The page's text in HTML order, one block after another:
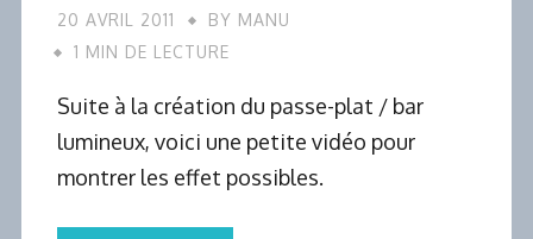
20 AVRIL 2011 BY MANU
1 MIN DE LECTURE
Suite à la création du passe-plat / bar
lumineux, voici une petite vidéo pour
montrer les effet possibles.